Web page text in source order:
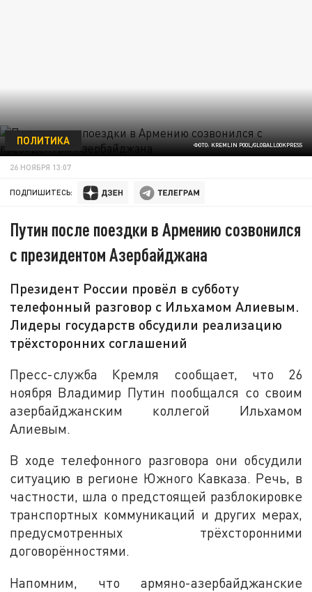
ФОТО: KREMLIN POOL/GLOBALLOOKPRESS
ПОЛИТИКА
26 НОЯБРЯ 13:07
ПОДПИШИТЕСЬ:
Путин после поездки в Армению созвонился
с президентом Азербайджана
Президент России провёл в субботу
телефонный разговор с Ильхамом Алиевым.
Лидеры государств обсудили реализацию
трёхсторонних соглашений
Пресс-служба Кремля сообщает, что 26
ноября Владимир Путин пообщался со своим
азербайджанским коллегой Ильхамом
Алиевым.
В ходе телефонного разговора они обсудили
ситуацию в регионе Южного Кавказа. Речь, в
частности, шла о предстоящей разблокировке
транспортных коммуникаций и других мерах,
предусмотренных трёхсторонними
договорённостями.
Напомним, что армяно-азербайджанские